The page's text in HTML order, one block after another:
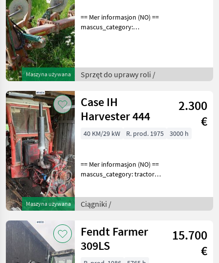
Maszyna używana
== Mer informasjon (NO) ==
mascus_category:
en.landbrukssalg.no/377
for more images Descrip
Sprzęt do uprawy roli /
Maszyna używana
Case IH
Harvester 444
2.300
€
40 KM/29 kW R. prod. 1975 3000 h
== Mer informasjon (NO) ==
mascus_category: tractors
See
en.landbrukssalg.no/9484
Specification
Ciągniki /
Fendt Farmer
309LS
15.700
€